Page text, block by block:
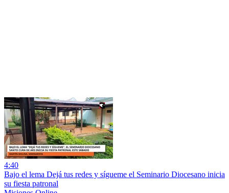
4:40
Bajo el lema Dejá tus redes y sígueme el Seminario Diocesano inicia
su fiesta patronal